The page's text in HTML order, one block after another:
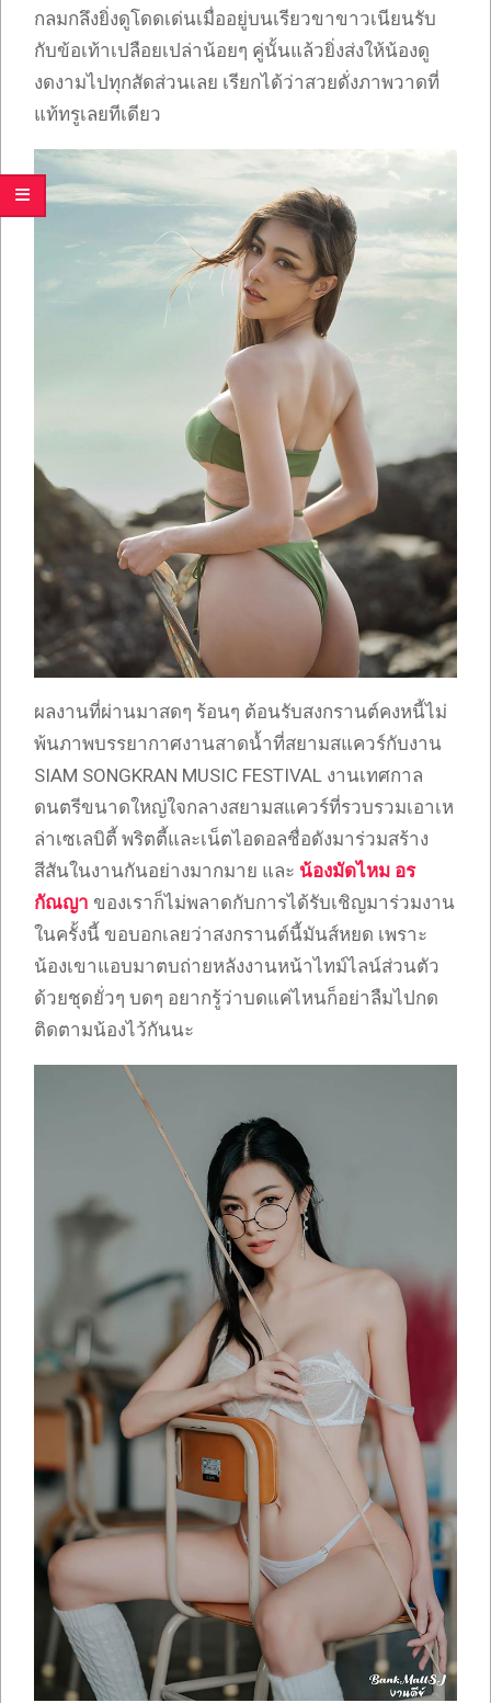
กลมกลึงยิ่งดูโดดเด่นเมื่ออยู่บนเรียวขาขาวเนียนรับ
กับข้อเท้าเปลือยเปล่าน้อยๆ คู่นั้นแล้วยิ่งส่งให้น้องดู
งดงามไปทุกสัดส่วนเลย เรียกได้ว่าสวยดั่งภาพวาดที่
แท้ทรูเลยทีเดียว
ผลงานที่ผ่านมาสดๆ ร้อนๆ ต้อนรับสงกรานต์คงหนี้ไม่
พ้นภาพบรรยากาศงานสาดน้ำที่สยามสแควร์กับงาน
SIAM SONGKRAN MUSIC FESTIVAL งานเทศกาล
ดนตรีขนาดใหญ่ใจกลางสยามสแควร์ที่รวบรวมเอาเห
ล่าเซเลบิตี้ พริตตี้และเน็ตไอดอลชื่อดังมาร่วมสร้าง
สีสันในงานกันอย่างมากมาย และ น้องมัดไหม อร
กัณญา ของเราก็ไม่พลาดกับการได้รับเชิญมาร่วมงาน
ในครั้งนี้ ขอบอกเลยว่าสงกรานต์นี้มันส์หยด เพราะ
น้องเขาแอบมาตบถ่ายหลังงานหน้าไทม์ไลน์ส่วนตัว
ด้วยชุดยั่วๆ บดๆ อยากรู้ว่าบดแค่ไหนก็อย่าลืมไปกด
ติดตามน้องไว้กันนะ